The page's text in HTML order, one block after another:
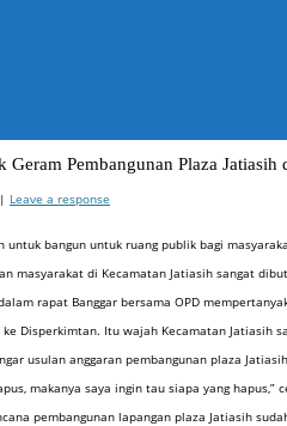
Pembangunan Plaza Jatiasih
Leave a response
untuk bangun untuk ruang publik bagi
masyarakat di Kecamatan Jatiasih sangat
rapat Banggar bersama OPD
Disperkimtan. Itu wajah Kecamatan Jatiasih
usulan anggaran pembangunan plaza
makanya saya ingin tau siapa yang hapus,”
pembangunan lapangan plaza Jatiasih